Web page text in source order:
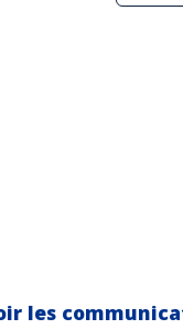
les